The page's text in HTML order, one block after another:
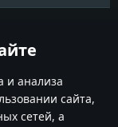
и анализа
сайта,
сетей, а